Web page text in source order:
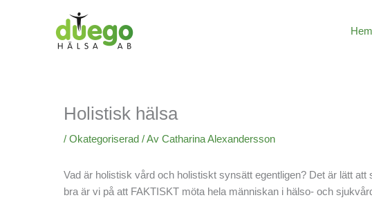
Hem
Holistisk hälsa
/ Okategoriserad / Av Catharina Alexandersson
Vad är holistisk vård och holistiskt synsätt egentligen? Det är lätt
bra är vi på att FAKTISKT möta hela människan i hälso- och